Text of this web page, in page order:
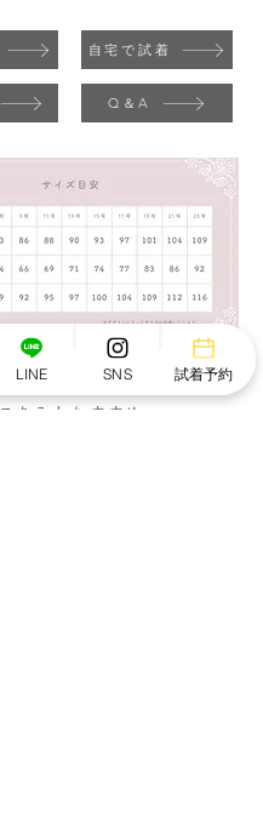
自宅で試着
Q＆A
こちらもおすすめ
LINE SNS 試着予約